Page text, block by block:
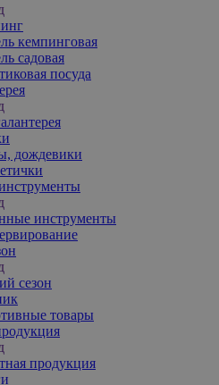
кемпинговая
садовая
посуда
дождевики
инструменты
сезон
товары
продукция